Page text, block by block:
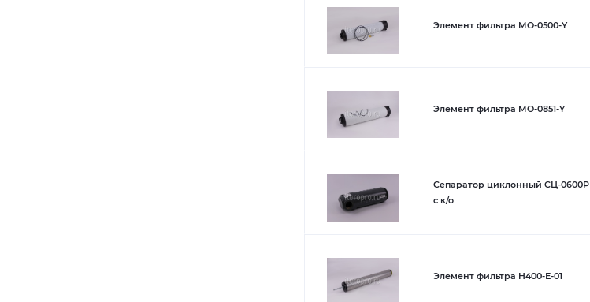
Элемент фильтра MO-0500-Y
Элемент фильтра MO-0851-Y
Сепаратор циклонный СЦ-0600Р
с к/о
Элемент фильтра H400-Е-01